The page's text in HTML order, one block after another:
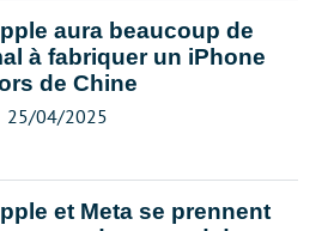
aura beaucoup de
à fabriquer un iPhone
de Chine
25/04/2025
et Meta se prennent